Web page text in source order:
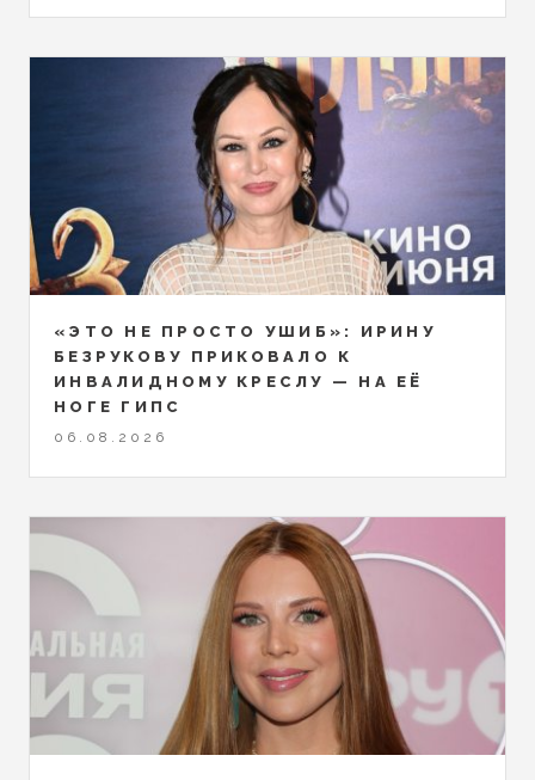
«ЭТО НЕ ПРОСТО УШИБ»: ИРИНУ
БЕЗРУКОВУ ПРИКОВАЛО К
ИНВАЛИДНОМУ КРЕСЛУ — НА ЕЁ
НОГЕ ГИПС
06.08.2026